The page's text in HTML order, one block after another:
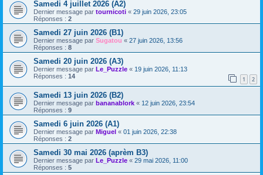
Samedi 4 juillet 2026 (A2)
Dernier message par tournicoti « 29 juin 2026, 23:05
Réponses : 2
Samedi 27 juin 2026 (B1)
Dernier message par Sugatou « 27 juin 2026, 13:56
Réponses : 8
Samedi 20 juin 2026 (A3)
Dernier message par Le_Puzzle « 19 juin 2026, 11:13
Réponses : 14 1 2
Samedi 13 juin 2026 (B2)
Dernier message par bananablork « 12 juin 2026, 23:54
Réponses : 9
Samedi 6 juin 2026 (A1)
Dernier message par Miguel « 01 juin 2026, 22:38
Réponses : 2
Samedi 30 mai 2026 (aprèm B3)
Dernier message par Le_Puzzle « 29 mai 2026, 11:00
Réponses : 5